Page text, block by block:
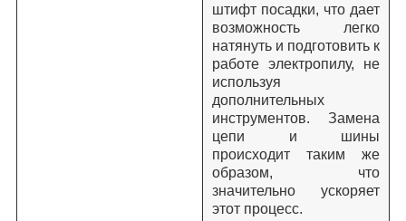
штифт посадки, что дает
возможность легко
натянуть и подготовить к
работе электропилу, не
используя
дополнительных
инструментов. Замена
цепи и шины
происходит таким же
образом, что
значительно ускоряет
этот процесс.